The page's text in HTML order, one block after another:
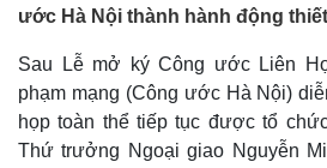
Biển
ước Hà Nội thành hành động
Sau Lễ mở ký Công ước Liên
phạm mạng (Công ước Hà Nội)
họp toàn thể tiếp tục được tổ
Thứ trưởng Ngoại giao Nguyễn